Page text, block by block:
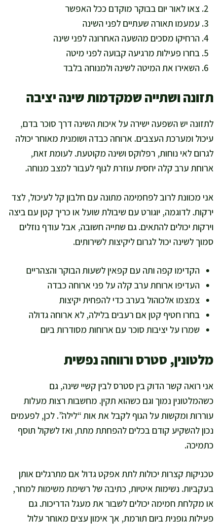
צאו לאור יום בבוקר מוקדם ככל האפשר
עמעמו תאורה שעתיים לפני השינה
הרחיקו מסכים מהשעה האחרונה לפני שינה
בחרו פעילות מרגיעה קבועה לפני מיטה
השאירו את המיטה לשינה ולמנוחה בלבד
תזונה ושתייה שמקדמות שינה יציבה
לתזונה יש השפעה ישירה על איכות השינה דרך סוכר בדם,
עיכול ומערכת העצבים. ארוחה כבדה ושומנית מאוחר יכולה
לגרום לאי נוחות, רפלוקס ושינה מקוטעת. לעומת זאת,
ארוחת ערב קלה יחסית עוזרת לגוף לעבור למצב מנוחה.
אני מכוונת לרוב לפחמימה מתונה עם חלבון קל לעיכול, לצד
ירקות. לדוגמה, יוגורט עם שיבולת שועל או כריך קטן עם ביצה
וירקות יכולים להתאים. גם שתייה חשובה, אבל עודף נוזלים
סמוך לשינה יכול לגרום ליקיצות לשירותים.
הקדימו קפה ותה עם קפאין לשעות הבוקר והצהריים
העדיפו ארוחת ערב קלה על פני ארוחה כבדה
צמצמו אלכוהול בערב כדי להפחית יקיצות
בחרו חטיף קטן אם רעבים בלילה, לא ארוחה גדולה
שמרו על יציבות סוכר עם ארוחות מסודרות ביום
מלטונין, סטרס ורווחה נפשית
אני רואה קשר הדוק בין סטרס לבין קשיי שינה, גם
כשהמלטונין נמוך וגם כשהוא תקין. מחשבות רצות מעלות
עוררות ומקשות על הגוף לקבל את אות “לילה”. לכן, לפעמים
נכון להשקיע קודם בכלים להפחתת מתח, ואז לשקול תוסף
כתמיכה.
טכניקות קצרות יכולות לתת אפקט גדול אם מתרגלים אותן
בעקביות. נשימות איטיות, כתיבה של רשימת משימות למחר,
או מקלחת חמימה יכולים לשבור את מעגל הדריכות. גם
פעילות גופנית ביום תורמת, אך אימון עצים מאוחר עלול